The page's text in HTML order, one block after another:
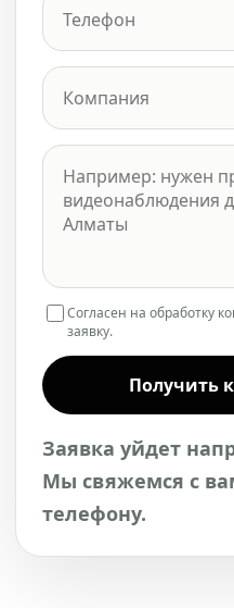
Согласен на обработку
заявку.
Получить
Заявка уйдет
Мы свяжемся с
телефону.